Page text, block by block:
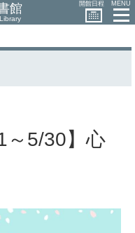
館 開館日程 MENU
～5/30】心